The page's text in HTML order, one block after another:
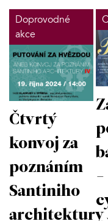
Doprovodné
akce
Čtvrtý
konvoj za
poznáním
Santiniho
architektury
-